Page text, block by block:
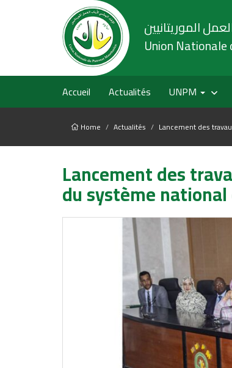
الموريتانيين
Union
Accueil Actualités UNPM
Home Actualités Lancement des
Lancement des
du système